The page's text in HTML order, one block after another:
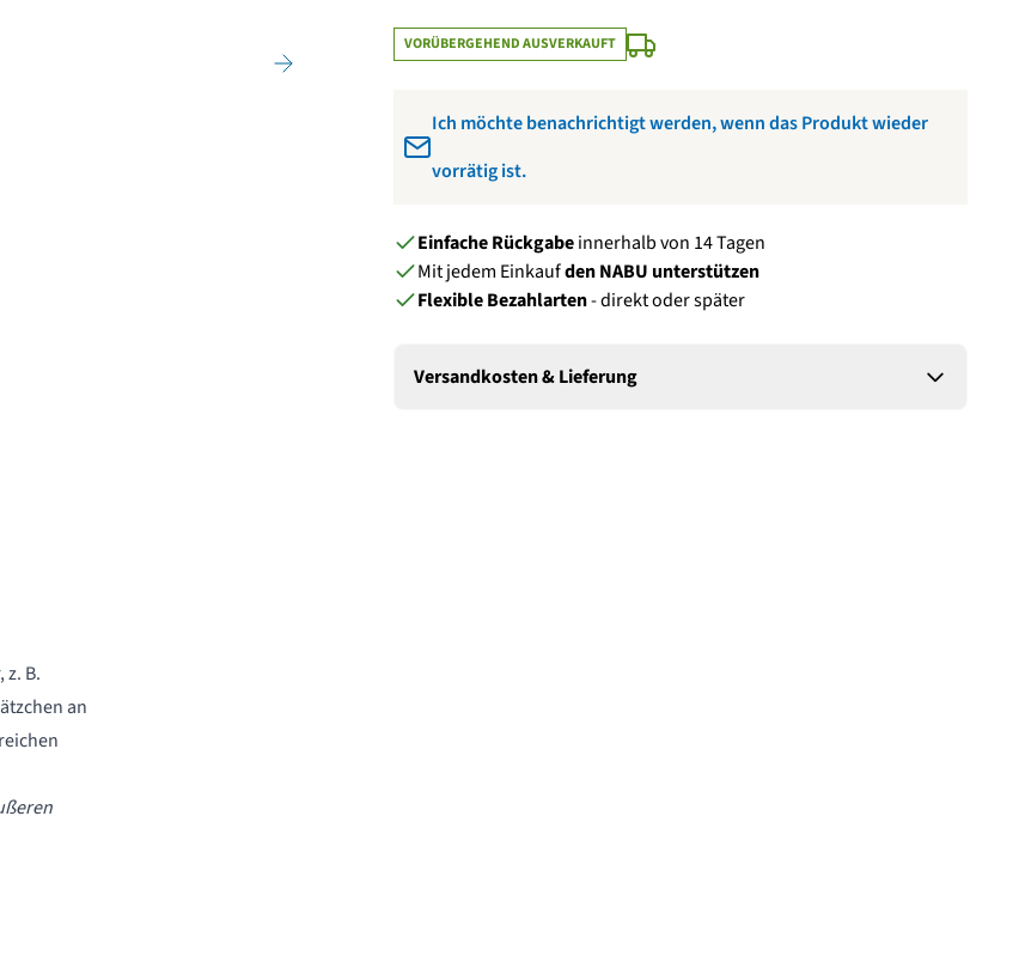
VORÜBERGEHEND AUSVERKAUFT
Ich möchte benachrichtigt werden, wenn das Produkt wieder
vorrätig ist.
Einfache Rückgabeinnerhalb von 14 Tagen
Mit jedem Einkaufden NABU unterstützen
Flexible Bezahlarten- direkt oder später
Versandkosten & Lieferung
B.
an
ins